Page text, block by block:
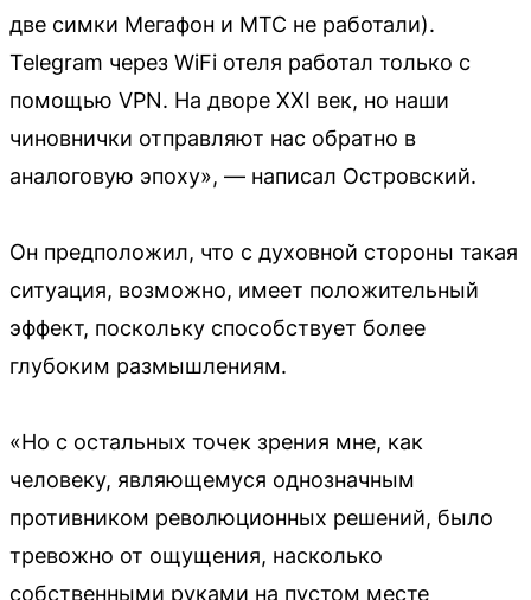
две симки Мегафон и МТС не работали).
Telegram через WiFi отеля работал только с
помощью VPN. На дворе XXI век, но наши
чиновнички отправляют нас обратно в
аналоговую эпоху», — написал Островский.
Он предположил, что с духовной стороны такая
ситуация, возможно, имеет положительный
эффект, поскольку способствует более
глубоким размышлениям.
«Но с остальных точек зрения мне, как
человеку, являющемуся однозначным
противником революционных решений, было
тревожно от ощущения, насколько
собственными руками на пустом месте